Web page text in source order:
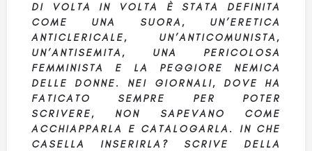
DI VOLTA IN VOLTA È STATA DEFINITA
COME UNA SUORA, UN’ERETICA
ANTICLERICALE, UN’ANTICOMUNISTA,
UN’ANTISEMITA, UNA PERICOLOSA
FEMMINISTA E LA PEGGIORE NEMICA
DELLE DONNE. NEI GIORNALI, DOVE HA
FATICATO SEMPRE PER POTER
SCRIVERE, NON SAPEVANO COME
ACCHIAPPARLA E CATALOGARLA. IN CHE
CASELLA INSERIRLA? SCRIVE DELLA